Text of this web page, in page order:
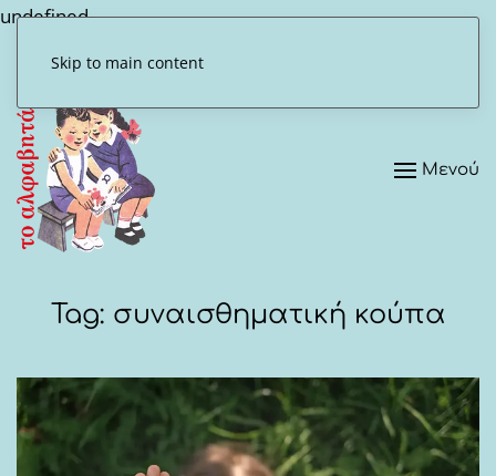
undefined
Skip to main content
Μενού
Tag: συναισθηματική κούπα